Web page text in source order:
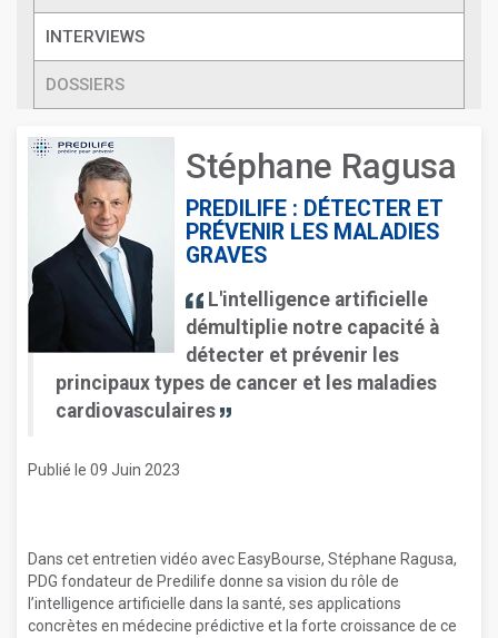
INTERVIEWS
DOSSIERS
Stéphane Ragusa
PREDILIFE : DÉTECTER ET
PRÉVENIR LES MALADIES
GRAVES
L'intelligence artificielle
démultiplie notre capacité à
détecter et prévenir les
principaux types de cancer et les maladies
cardiovasculaires
Publié le 09 Juin 2023
Dans cet entretien vidéo avec EasyBourse, Stéphane Ragusa,
PDG fondateur de Predilife donne sa vision du rôle de
l’intelligence artificielle dans la santé, ses applications
concrètes en médecine prédictive et la forte croissance de ce